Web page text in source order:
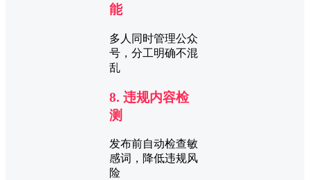
能
多人同时管理公众
号，分工明确不混
乱
8. 违规内容检
测
发布前自动检查敏
感词，降低违规风
险